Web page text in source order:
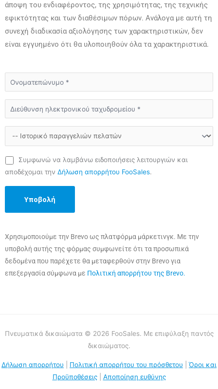
άποψη του ενδιαφέροντος, της χρησιμότητας, της τεχνικής
εφικτότητας και των διαθέσιμων πόρων. Ανάλογα με αυτή τη
συνεχή διαδικασία αξιολόγησης των χαρακτηριστικών, δεν
είναι εγγυημένο ότι θα υλοποιηθούν όλα τα χαρακτηριστικά.
Συμφωνώ να λαμβάνω ειδοποιήσεις λειτουργιών και
αποδέχομαι την Δήλωση απορρήτου FooSales.
Χρησιμοποιούμε την Brevo ως πλατφόρμα μάρκετινγκ. Με την
υποβολή αυτής της φόρμας συμφωνείτε ότι τα προσωπικά
δεδομένα που παρέχετε θα μεταφερθούν στην Brevo για
επεξεργασία σύμφωνα με Πολιτική απορρήτου της Brevo.
Πνευματικά δικαιώματα © 2026 FooSales. Με επιφύλαξη παντός
δικαιώματος.
Δήλωση απορρήτου Πολιτική απορρήτου του πρόσθετου
Όροι και
Προϋποθέσεις| Αποποίηση ευθύνης